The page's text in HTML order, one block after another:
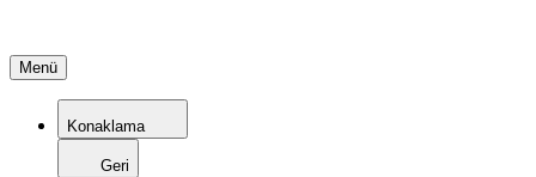
Menü
Konaklama
Geri